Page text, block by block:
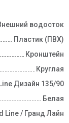
водосток
Пластик (ПВХ)
Кронштейн
Круглая
Дизайн 135/90
Белая
Line / Гранд Лайн